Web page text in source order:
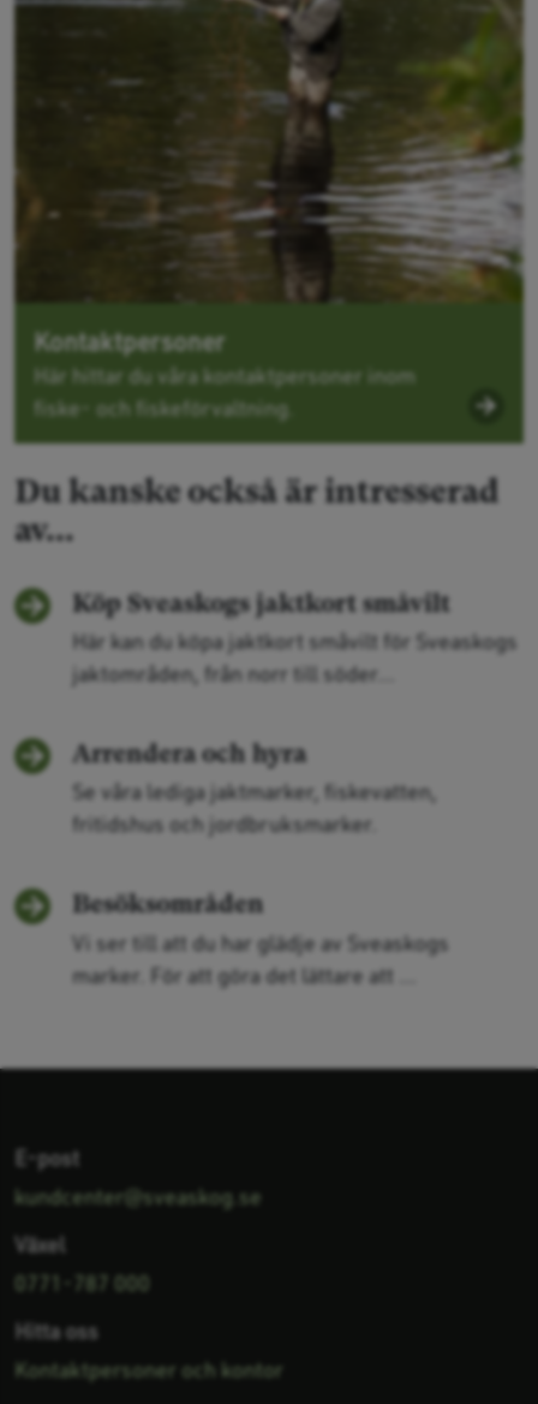
Kontaktpersoner
Här hittar du våra kontaktpersoner inom
fiske- och fiskeförvaltning.
Du kanske också är intresserad
av...
Köp Sveaskogs jaktkort småvilt
Här kan du köpa jaktkort småvilt för Sveaskogs
jaktområden, från norr till söder...
Arrendera och hyra
Se våra lediga jaktmarker, fiskevatten,
fritidshus och jordbruksmarker.
Besöksområden
Vi ser till att du har glädje av Sveaskogs
marker. För att göra det lättare att ...
E-post
kundcenter@sveaskog.se
Växel
0771-787 000
Hitta oss
Kontaktpersoner och kontor